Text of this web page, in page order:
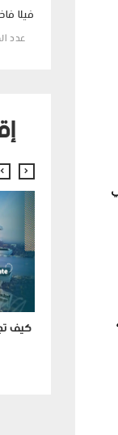
2798
كيف الادعاءات